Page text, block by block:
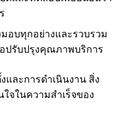
อบทุกอย่างและรวบรวม
ปรับปรุงคุณภาพบริการ
และการดำเนินงาน สิ่ง
จในความสำเร็จของ